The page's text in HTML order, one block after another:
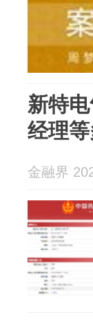
新特
经理
金融界